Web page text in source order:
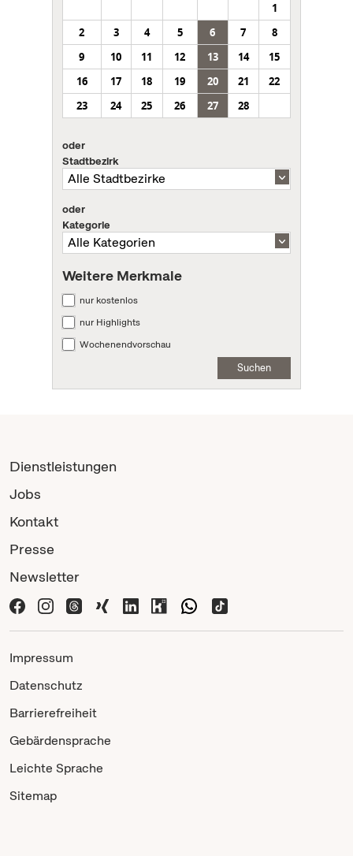
1
2
3 4 5 6 7
8
9
10 11 12 13 14
15
16
17 18 19 20 21
22
23
24 25 26 27 28
oder
Stadtbezirk
oder
Kategorie
Weitere Merkmale
nur kostenlos
nur Highlights
Wochenendvorschau
Suchen
Dienstleistungen
Jobs
Kontakt
Presse
Newsletter
Impressum
Datenschutz
Barrierefreiheit
Gebärdensprache
Leichte Sprache
Sitemap